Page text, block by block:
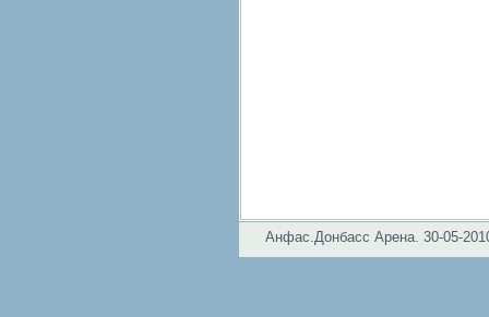
Анфас.Донбасс Арена. 30-05-